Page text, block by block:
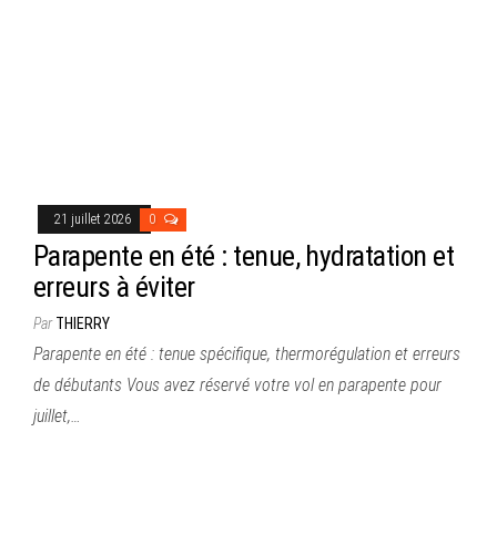
21 juillet 2026 0
Parapente en été : tenue, hydratation et
erreurs à éviter
ParTHIERRY
Parapente en été : tenue spécifique, thermorégulation et erreurs
de débutants Vous avez réservé votre vol en parapente pour
juillet,…